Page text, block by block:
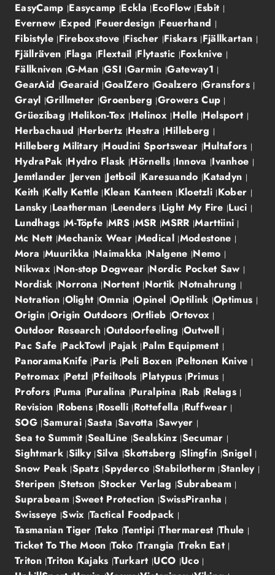
EasyCamp Easycamp Eckla EcoFlow Esbit
Evernew Exped Feuerdesign Feuerhand
Fibistyle Fireboxstove Fischer Fiskars Fjällkartan
Fjällräven Flaga Flextail Flytastic Foxknive
Fällkniven G-Man GSI Garmin Gateway1
GearAid Gearaid GoalZero Goalzero Gransfors
Grayl Grillmeter Groenberg Growers Cup
Grüezibag Helikon-Tex Helinox Helle Helsport
Herbachaud Herbertz Hestra Hilleberg
Hilleberg Military Houdini Sportswear Hultafors
HydraPak Hydro Flask Hörnells Innova Ivanhoe
Jemtlander Jerven Jetboil Karesuando Katadyn
Keith Kelly Kettle Klean Kanteen Kloetzli Kober
Lansky Leatherman Leenders Light My Fire Luci
Lundhags M-Töpfe MRS MSR MSRR Marttiini
Mc Nett Mechanix Wear Medical Modestone
Mora Muurikka Naimakka Nalgene Nemo
Nikwax Non-stop Dogwear Nordic Pocket Saw
Nordisk Norrona Nortent Nortik Notnahrung
Notration Olight Omnia Opinel Optilink Optimus
Origin Origin Outdoors Ortlieb Ortovox
Outdoor Research Outdoorfeeling Outwell
Pac Safe PackTowl Pajak Palm Equipment
PanoramaKnife Paris Peli Boxen Peltonen Knive
Petromax Petzl Pfeiltools Platypus Primus
Profors Puma Puralina Puralpina Rab Relags
Revision Robens Roselli Rottefella Ruffwear
SOG Samurai Sasta Savotta Sawyer
Sea to Summit SealLine Sealskinz Secumar
Sightmark Silky Silva Skottsberg Slingfin Snigel
Snow Peak Spatz Spyderco Stabilotherm Stanley
Steripen Stetson Stocker Verlag Subrabeam
Suprabeam Sweet Protection SwissPiranha
Swisseye Swix Tactical Foodpack
Tasmanian Tiger Teko Tentipi Thermarest Thule
Ticket To The Moon Toko Trangia Trekn Eat
Triton Triton Kajaks Turkart UCO Uco